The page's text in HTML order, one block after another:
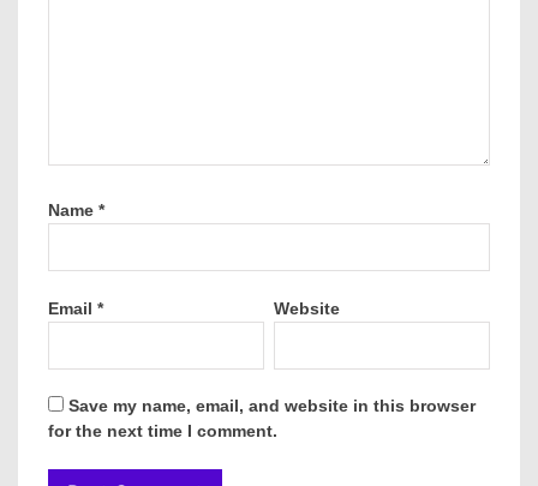
Name *
Email * Website
Save my name, email, and website in this browser
for the next time I comment.